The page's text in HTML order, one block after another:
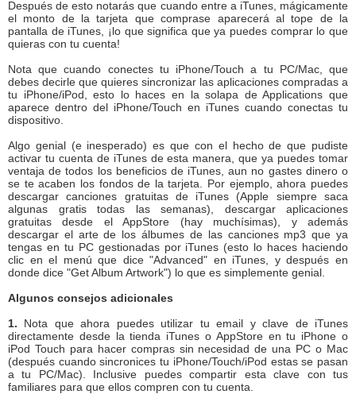
Después de esto notarás que cuando entre a iTunes, mágicamente
el monto de la tarjeta que comprase aparecerá al tope de la
pantalla de iTunes, ¡lo que significa que ya puedes comprar lo que
quieras con tu cuenta!
Nota que cuando conectes tu iPhone/Touch a tu PC/Mac, que
debes decirle que quieres sincronizar las aplicaciones compradas a
tu iPhone/iPod, esto lo haces en la solapa de Applications que
aparece dentro del iPhone/Touch en iTunes cuando conectas tu
dispositivo.
Algo genial (e inesperado) es que con el hecho de que pudiste
activar tu cuenta de iTunes de esta manera, que ya puedes tomar
ventaja de todos los beneficios de iTunes, aun no gastes dinero o
se te acaben los fondos de la tarjeta. Por ejemplo, ahora puedes
descargar canciones gratuitas de iTunes (Apple siempre saca
algunas gratis todas las semanas), descargar aplicaciones
gratuitas desde el AppStore (hay muchísimas), y además
descargar el arte de los álbumes de las canciones mp3 que ya
tengas en tu PC gestionadas por iTunes (esto lo haces haciendo
clic en el menú que dice "Advanced" en iTunes, y después en
donde dice "Get Album Artwork") lo que es simplemente genial.
Algunos consejos adicionales
1. Nota que ahora puedes utilizar tu email y clave de iTunes
directamente desde la tienda iTunes o AppStore en tu iPhone o
iPod Touch para hacer compras sin necesidad de una PC o Mac
(después cuando sincronices tu iPhone/Touch/iPod estas se pasan
a tu PC/Mac). Inclusive puedes compartir esta clave con tus
familiares para que ellos compren con tu cuenta.